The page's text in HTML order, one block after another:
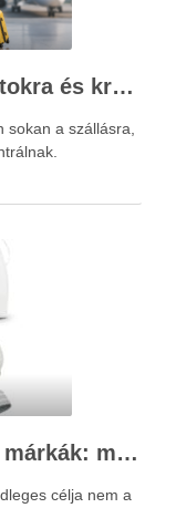
Utasbiztosítás extrém sportokra és krónikus betegségek esetén: mire figyelj utazás előtt?
a szállásra,
Legjobb gyerek hallásvédő márkák: mire figyeljenek a szülők választáskor?
célja nem a